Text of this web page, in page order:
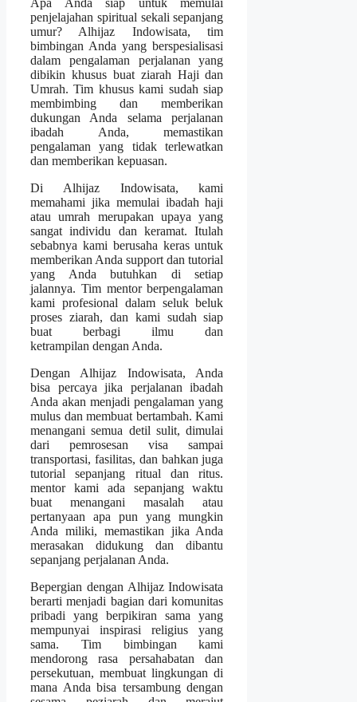
Apa Anda siap untuk memulai
penjelajahan spiritual sekali sepanjang
umur? Alhijaz Indowisata, tim
bimbingan Anda yang berspesialisasi
dalam pengalaman perjalanan yang
dibikin khusus buat ziarah Haji dan
Umrah. Tim khusus kami sudah siap
membimbing dan memberikan
dukungan Anda selama perjalanan
ibadah Anda, memastikan
pengalaman yang tidak terlewatkan
dan memberikan kepuasan.
Di Alhijaz Indowisata, kami
memahami jika memulai ibadah haji
atau umrah merupakan upaya yang
sangat individu dan keramat. Itulah
sebabnya kami berusaha keras untuk
memberikan Anda support dan tutorial
yang Anda butuhkan di setiap
jalannya. Tim mentor berpengalaman
kami profesional dalam seluk beluk
proses ziarah, dan kami sudah siap
buat berbagi ilmu dan
ketrampilan dengan Anda.
Dengan Alhijaz Indowisata, Anda
bisa percaya jika perjalanan ibadah
Anda akan menjadi pengalaman yang
mulus dan membuat bertambah. Kami
menangani semua detil sulit, dimulai
dari pemrosesan visa sampai
transportasi, fasilitas, dan bahkan juga
tutorial sepanjang ritual dan ritus.
mentor kami ada sepanjang waktu
buat menangani masalah atau
pertanyaan apa pun yang mungkin
Anda miliki, memastikan jika Anda
merasakan didukung dan dibantu
sepanjang perjalanan Anda.
Bepergian dengan Alhijaz Indowisata
berarti menjadi bagian dari komunitas
pribadi yang berpikiran sama yang
mempunyai inspirasi religius yang
sama. Tim bimbingan kami
mendorong rasa persahabatan dan
persekutuan, membuat lingkungan di
mana Anda bisa tersambung dengan